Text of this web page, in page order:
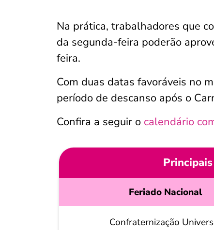
Na prática, trabalhadores que
da segunda-feira poderão
feira.
Com duas datas favoráveis no
período de descanso após o
Confira a seguir o calendário
Feriado Nacional
Confraternização